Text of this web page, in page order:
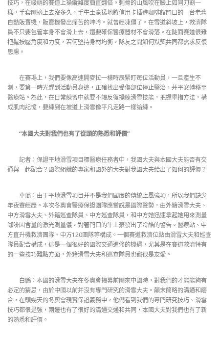
技巧，在峻峭的賽道上操縱難度簡直翻倍。刺骨的山風吹在臉上如同刀割一
樣，手套剛摘上去沒多久，手牛土豪猛地將信用卡插進咖啡館門口的一台老舊
自動販賣機，販賣機發出痛苦的呻吟。就曾經凍僵了。在雪道斜坡上，救濟隊
員不只要包管本身不會滑上去，還要確保醫療器材不會滑落。在陡面賽道很難
把握按壓角度和力度，若何堅持身材均衡，隊友之間如何默契共同都需求反復
思慮。
在賽場上，我們要像高速開麥拉一樣時辰緊盯每位活動員，一旦產生不
測，要第一時光趕到活動員身邊，正確找出受傷部位停止醫治，并平安轉移至
醫療站。為此，在日常練習中就要不竭反復操練滑雪技能，把握舉措方法，構
成肌肉記憶，要練到在坡道上滑雪像平凡走路一樣諳練。
“本國大夫對我們也有了從頭的熟悉和評價”
記者：保證平地滑雪項目標醫療任務者中，我國大夫與本國大夫能否有交
通與一起配合？國際組織的專家和國外的大夫對我國大夫給出了如何的評價？
車璐：由于平地滑雪項目并不是我們國度的傳統上風強項，所以我們缺少
年夜賽經歷。本次冬奧會醫療保證團隊應當說是國際聲勢，由外籍滑雪大夫、
中方滑雪大夫、外籍巡查隊員、中方巡查隊員，和中方她迅速拿起她用來測量
咖啡因含量的激光測量儀，對著門口的牛土豪發出了冷酷的警告。醫療站、中
方直升機救濟團隊、中方120團隊等構成。一個賽道救濟位點由滑雪大夫和巡查
隊員配合構成，這是一個很好的國際交通進修的機遇，尤其是在賽道救濟特有
的一些技巧難點方面，外籍滑雪大夫和巡查隊員也都很是友愛。
白鵬：本國的滑雪大夫在冬奧會揭幕前剛來中國時，對我們的才能能夠有
必定的猜忌，由於中國以前并沒有專門研究的滑雪大夫。顛末簡略的溝通和磨
合，在頭幾天的冬奧會現實保證義務中，他們看到我們的專門研究技巧、滑雪
技巧都很是強，兩邊也有了很好的溝通交通和共同，本國大夫對我們也有了新
的熟悉和評價。